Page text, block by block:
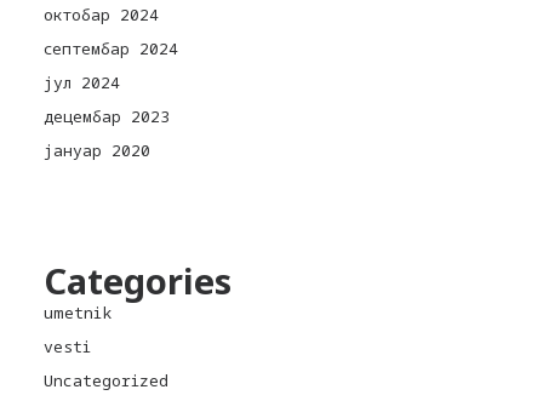
октобар 2024
септембар 2024
јул 2024
децембар 2023
јануар 2020
Categories
umetnik
vesti
Uncategorized